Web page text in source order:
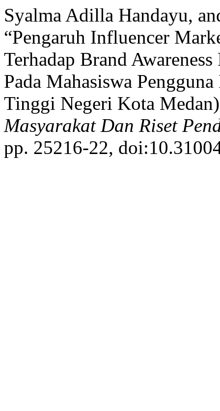
Syalma Adilla Handayu,
“Pengaruh Influencer
Terhadap Brand
Pada Mahasiswa
Tinggi Negeri Kota
Masyarakat Dan Riset
pp. 25216-22,